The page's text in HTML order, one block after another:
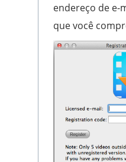
endereço de e-
que você